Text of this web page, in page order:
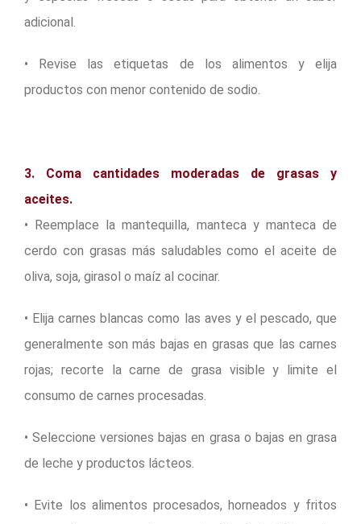
adicional.
• Revise las etiquetas de los alimentos y elija
productos con menor contenido de sodio.
3. Coma cantidades moderadas de grasas y
aceites.
• Reemplace la mantequilla, manteca y manteca de
cerdo con grasas más saludables como el aceite de
oliva, soja, girasol o maíz al cocinar.
• Elija carnes blancas como las aves y el pescado, que
generalmente son más bajas en grasas que las carnes
rojas; recorte la carne de grasa visible y limite el
consumo de carnes procesadas.
• Seleccione versiones bajas en grasa o bajas en grasa
de leche y productos lácteos.
• Evite los alimentos procesados, horneados y fritos